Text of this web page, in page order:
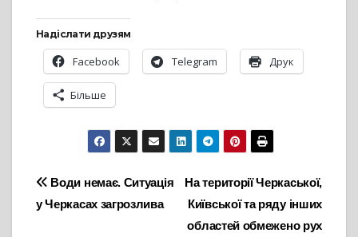
Надіслати друзям
Facebook Telegram Друк
Більше
Навігація
записів
На території Черкаської,
Київської та ряду інших
областей обмежено рух
Води немає. Ситуація
у Черкасах загрозлива